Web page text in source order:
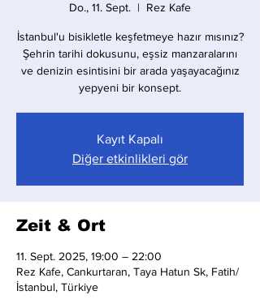
Do., 11. Sept.
  |
Rez Kafe
İstanbul'u bisikletle keşfetmeye hazır mısınız?
Şehrin tarihi dokusunu, eşsiz manzaralarını
ve denizin esintisini bir arada yaşayacağınız
yepyeni bir konsept.
Kayıt Kapalı
Diğer etkinlikleri gör
Zeit & Ort
11. Sept. 2025, 19:00 – 22:00
Rez Kafe, Cankurtaran, Taya Hatun Sk, Fatih/
İstanbul, Türkiye